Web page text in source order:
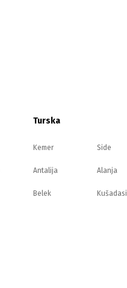
Turska
Kemer
Antalija
Belek
Side
Alanja
Kušadasi